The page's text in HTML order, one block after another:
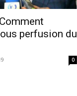
perfusion du
0